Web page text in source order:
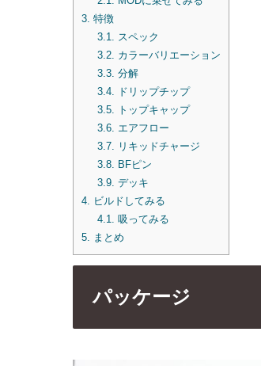
3. 特徴
3.1. スペック
3.2. カラーバリエーション
3.3. 分解
3.4. ドリップチップ
3.5. トップキャップ
3.6. エアフロー
3.7. リキッドチャージ
3.8. BFピン
3.9. デッキ
4. ビルドしてみる
4.1. 吸ってみる
5. まとめ
パッケージ